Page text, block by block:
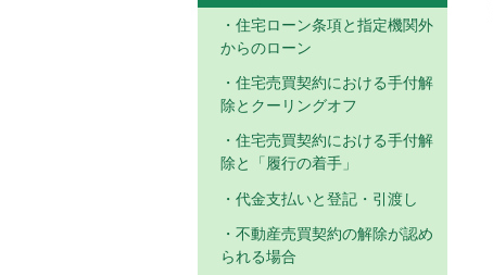
住宅ローン条項と指定機関外
からのローン
住宅売買契約における手付解
除とクーリングオフ
住宅売買契約における手付解
除と「履行の着手」
代金支払いと登記・引渡し
不動産売買契約の解除が認め
られる場合